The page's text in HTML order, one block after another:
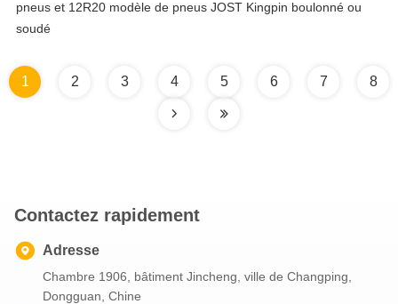
pneus et 12R20 modèle de pneus JOST Kingpin boulonné ou
soudé
1 2 3 4 5 6 7 8
Contactez rapidement
Adresse
Chambre 1906, bâtiment Jincheng, ville de Changping,
Dongguan, Chine